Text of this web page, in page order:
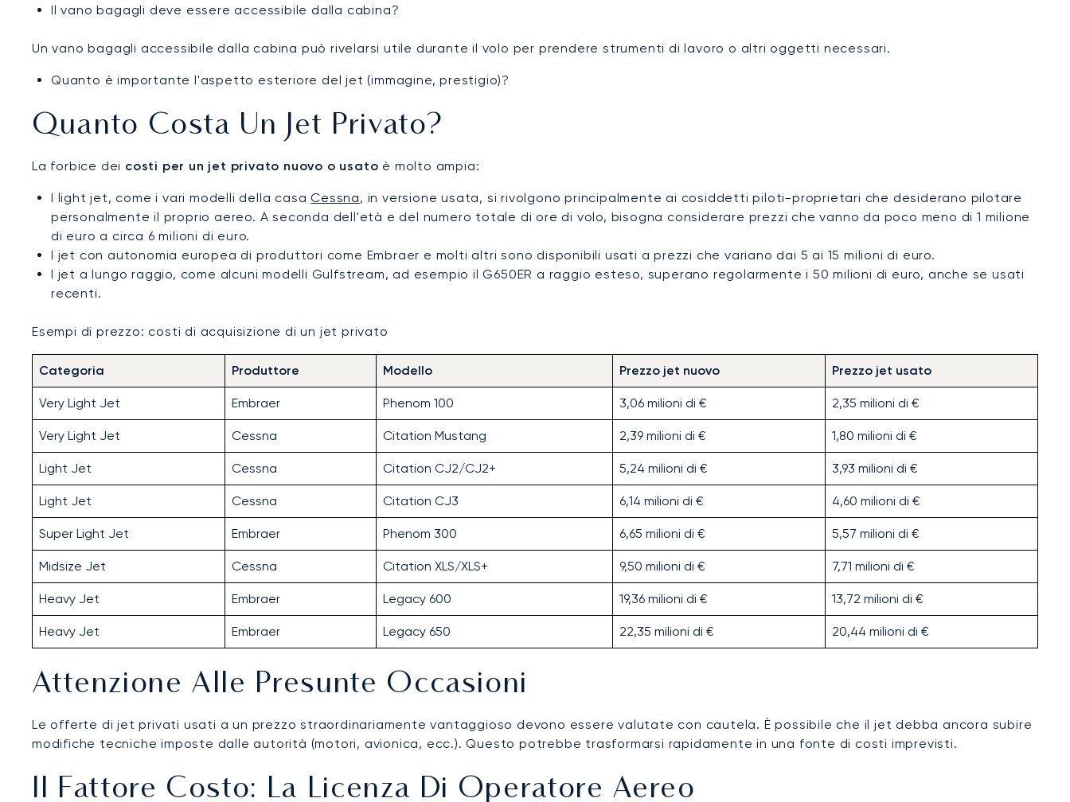
Il vano bagagli deve essere accessibile dalla cabina?
Un vano bagagli accessibile dalla cabina può rivelarsi utile durante il volo per prendere strumenti di lavoro o altri oggetti necessari.
Quanto è importante l'aspetto esteriore del jet (immagine, prestigio)?
Quanto Costa Un Jet Privato?
La forbice dei costi per un jet privato nuovo o usato è molto ampia:
I light jet, come i vari modelli della casaCessna, in versione usata, si rivolgono principalmente ai cosiddetti piloti-proprietari che desiderano pilotare
personalmente il proprio aereo. A seconda dell'età e del numero totale di ore di volo, bisogna considerare prezzi che vanno da poco meno di 1 milione
di euro a circa 6 milioni di euro.
I jet con autonomia europea di produttori come Embraer e molti altri sono disponibili usati a prezzi che variano dai 5 ai 15 milioni di euro.
I jet a lungo raggio, come alcuni modelli Gulfstream, ad esempio il G650ER a raggio esteso, superano regolarmente i 50 milioni di euro, anche se usati
recenti.
Esempi di prezzo: costi di acquisizione di un jet privato
Categoria Produttore Modello Prezzo jet nuovo Prezzo jet usato
Very Light Jet Embraer Phenom 100 3,06 milioni di € 2,35 milioni di €
Very Light Jet Cessna Citation Mustang 2,39 milioni di € 1,80 milioni di €
Light Jet Cessna Citation CJ2/CJ2+ 5,24 milioni di € 3,93 milioni di €
Light Jet Cessna Citation CJ3 6,14 milioni di € 4,60 milioni di €
Super Light Jet Embraer Phenom 300 6,65 milioni di € 5,57 milioni di €
Midsize Jet Cessna Citation XLS/XLS+ 9,50 milioni di € 7,71 milioni di €
Heavy Jet Embraer Legacy 600 19,36 milioni di € 13,72 milioni di €
Heavy Jet Embraer Legacy 650 22,35 milioni di € 20,44 milioni di €
Attenzione Alle Presunte Occasioni
Le offerte di jet privati usati a un prezzo straordinariamente vantaggioso devono essere valutate con cautela. È possibile che il jet debba ancora subire
modifiche tecniche imposte dalle autorità (motori, avionica, ecc.). Questo potrebbe trasformarsi rapidamente in una fonte di costi imprevisti.
Il Fattore Costo: La Licenza Di Operatore Aereo